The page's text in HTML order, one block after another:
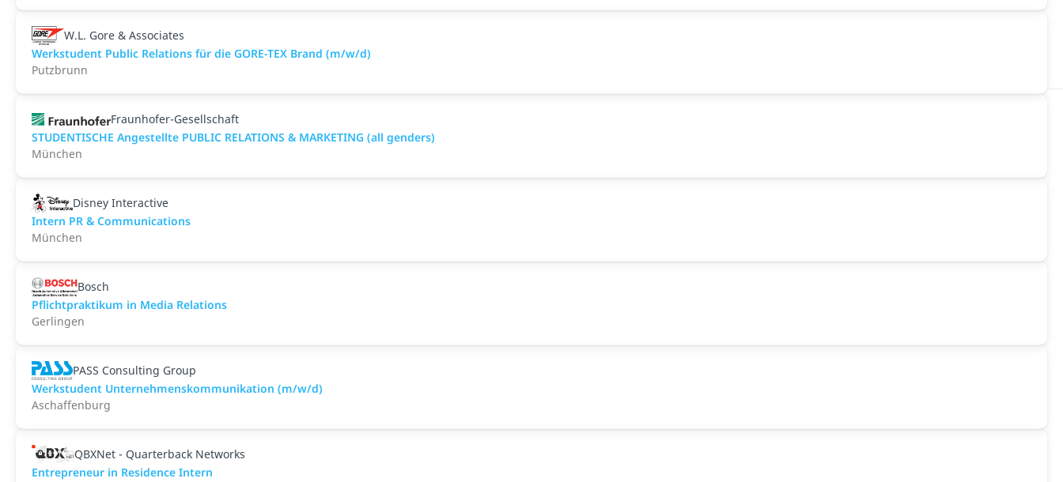
W.L. Gore & Associates
Werkstudent Public Relations für die GORE-TEX Brand (m/w/d)
Putzbrunn
Fraunhofer-Gesellschaft
STUDENTISCHE Angestellte PUBLIC RELATIONS & MARKETING (all genders)
München
Disney Interactive
Intern PR & Communications
München
Bosch
Pflichtpraktikum in Media Relations
Gerlingen
PASS Consulting Group
Werkstudent Unternehmenskommunikation (m/w/d)
Aschaffenburg
QBXNet - Quarterback Networks
Entrepreneur in Residence Intern